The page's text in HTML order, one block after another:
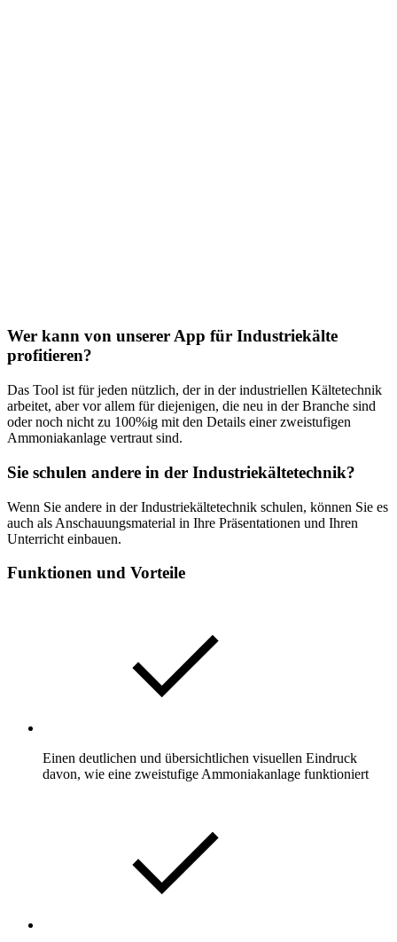
Wer kann von unserer App für Industriekälte
profitieren?
Das Tool ist für jeden nützlich, der in der industriellen Kältetechnik
arbeitet, aber vor allem für diejenigen, die neu in der Branche sind
oder noch nicht zu 100%ig mit den Details einer zweistufigen
Ammoniakanlage vertraut sind.
Sie schulen andere in der Industriekältetechnik?
Wenn Sie andere in der Industriekältetechnik schulen, können Sie es
auch als Anschauungsmaterial in Ihre Präsentationen und Ihren
Unterricht einbauen.
Funktionen und Vorteile
Einen deutlichen und übersichtlichen visuellen Eindruck
davon, wie eine zweistufige Ammoniakanlage funktioniert